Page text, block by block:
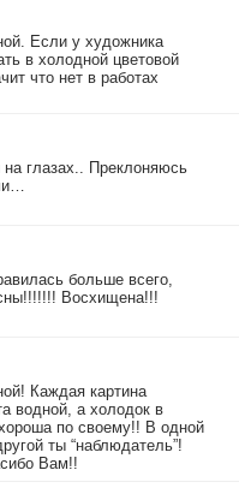
Если у художника
в холодной цветовой
что нет в работах
глазах.. Преклоняюсь
больше всего,
Восхищена!!!
Каждая картина
водной, а холодок в
по своему!! В одной
ты “наблюдатель”!
Вам!!